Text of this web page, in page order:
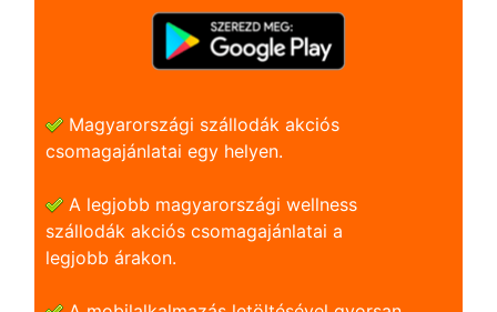
Magyarországi szállodák akciós
csomagajánlatai egy helyen.
A legjobb magyarországi wellness
szállodák akciós csomagajánlatai a
legjobb árakon.